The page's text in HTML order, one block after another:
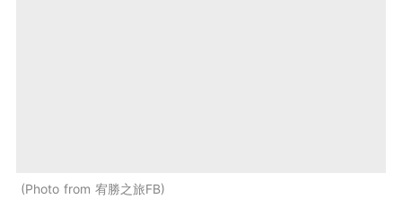
Photo from 宥勝之旅FB